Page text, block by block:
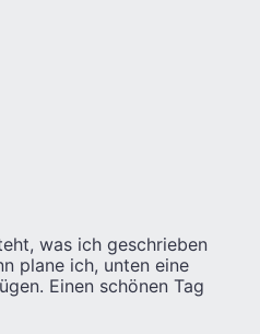
was ich geschrieben
plane ich, unten eine
Einen schönen Tag